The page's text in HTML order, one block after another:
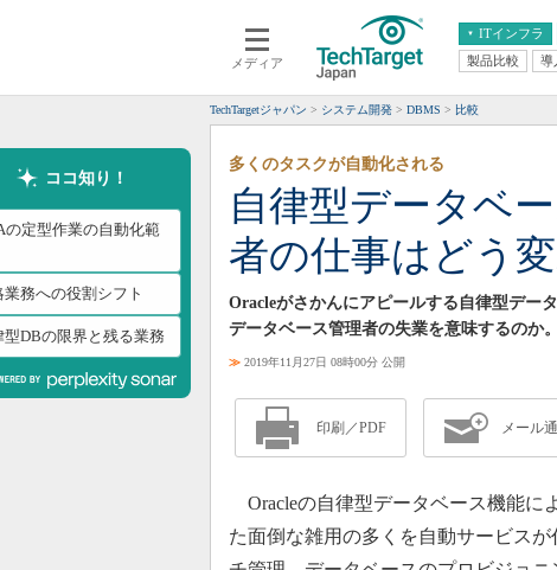
メディア
ITインフラ
クラウド
スマートモバイル
ネットワーク
システム運用管理
エンタープライズAI
ERP
CX
情報系システム
製品比較 導
TechTargetジャパン システム開発 DBMS 比較
ココ知り！
の定型作業の自動化範
業務への役割シフト
型DBの限界と残る業務
自律型データベ
者の仕事はどう
多くのタスクが自動化される
Oracleがさかんにアピールする自律型デー
データベース管理者の失業を意味するのか
≫ 2019年11月27日 08時00分 公開
印刷／PDF メール
Oracleの自律型データベース機能に
た面倒な雑用の多くを自動サービス